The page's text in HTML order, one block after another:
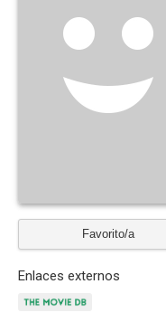
Favorito/a
Enlaces externos